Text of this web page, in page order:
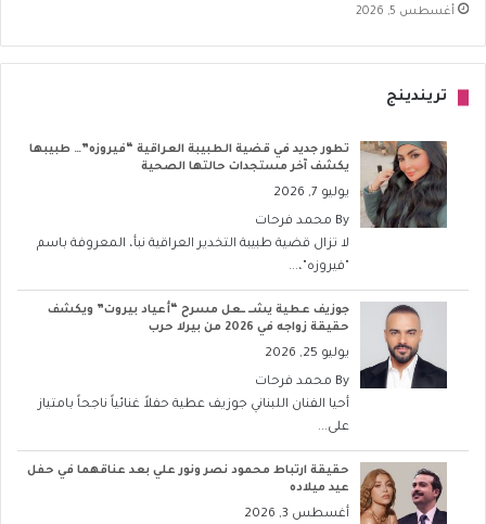
أغسطس 5, 2026
تريندينج
تطور جديد في قضية الطبيبة العراقية “فيروزه”… طبيبها
يكشف آخر مستجدات حالتها الصحية
يوليو 7, 2026
By محمد فرحات
لا تزال قضية طبيبة التخدير العراقية نبأ، المعروفة باسم
"فيروزه"،...
جوزيف عطية يشــ ــعل مسرح “أعياد بيروت” ويكشف
حقيقة زواجه في 2026 من بيرلا حرب
يوليو 25, 2026
By محمد فرحات
أحيا الفنان اللبناني جوزيف عطية حفلاً غنائياً ناجحاً بامتياز
على...
حقيقة ارتباط محمود نصر ونور علي بعد عناقهما في حفل
عيد ميلاده
أغسطس 3, 2026